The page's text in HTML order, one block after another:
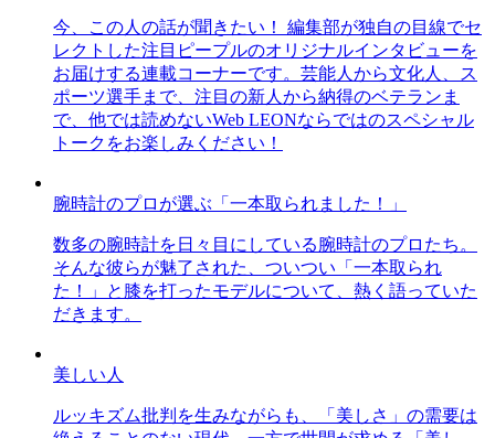
今、この人の話が聞きたい！ 編集部が独自の目線でセ
レクトした注目ピープルのオリジナルインタビューを
お届けする連載コーナーです。芸能人から文化人、ス
ポーツ選手まで、注目の新人から納得のベテランま
で、他では読めないWeb LEONならではのスペシャル
トークをお楽しみください！
腕時計のプロが選ぶ「一本取られました！」
数多の腕時計を日々目にしている腕時計のプロたち。
そんな彼らが魅了された、ついつい「一本取られ
た！」と膝を打ったモデルについて、熱く語っていた
だきます。
美しい人
ルッキズム批判を生みながらも、「美しさ」の需要は